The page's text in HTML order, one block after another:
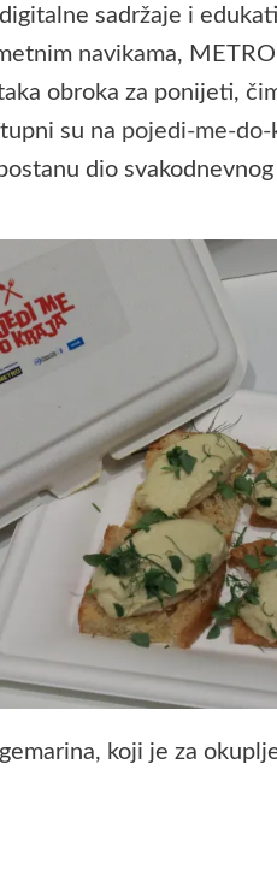
sadržaje i
navikama,
obroka za ponijeti,
su na pojedi-me-do-
dio
koji je za